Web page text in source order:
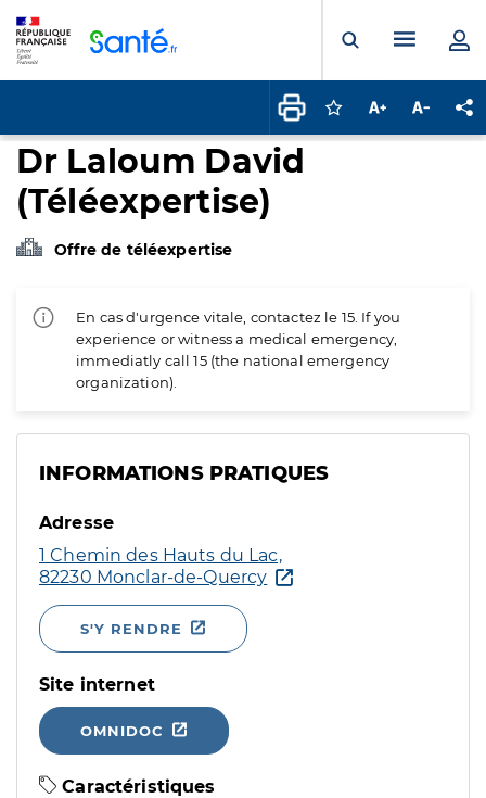
Ouvrir laMenu
Connectez-vous
Augmenter la
Dr Laloum David
(Téléexpertise)
Offre de téléexpertise
En cas d'urgence vitale, contactez le 15. If you
experience or witness a medical emergency,
immediatly call 15 (the national emergency
organization).
INFORMATIONS PRATIQUES
Adresse
1 Chemin des Hauts du Lac,
82230 Monclar-de-Quercy
S'Y RENDRE
Site internet
OMNIDOC
Caractéristiques